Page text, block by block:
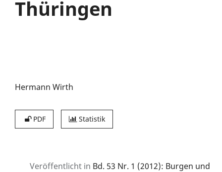
Thüringen
Hermann Wirth
PDF Statistik
Veröffentlicht in Bd. 53 Nr. 1 (2012): Burgen und